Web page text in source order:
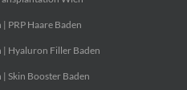
PRP Haare Baden
Hyaluron Filler Baden
Skin Booster Baden